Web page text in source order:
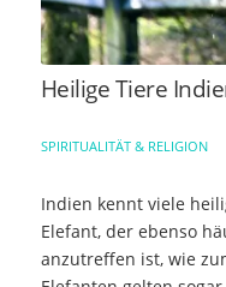
Heilige Tiere
SPIRITUALITÄT & RELIGION
Indien kennt viele
Elefant, der ebenso
anzutreffen ist, wie